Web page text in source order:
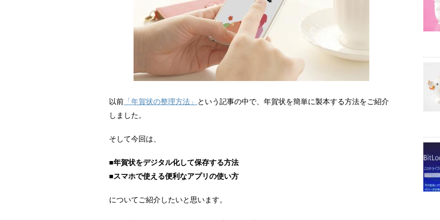
以前 「年賀状の整理方法」
という記事の中で、年賀状を簡単に製本する方法をご紹介
しました。
そして今回は、
■年賀状をデジタル化して保存する方法
■スマホで使える便利なアプリの使い方
についてご紹介したいと思います。